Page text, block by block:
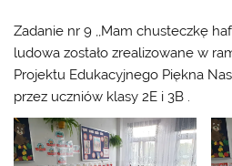
Zadanie nr 9 ,,Mam chusteczkę
ludowa zostało zrealizowane w
Projektu Edukacyjnego Piękna
przez uczniów klasy 2E i 3B .